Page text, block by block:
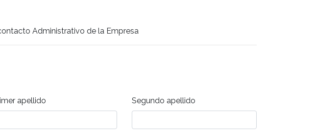
Administrativo de la Empresa
apellido Segundo apellido